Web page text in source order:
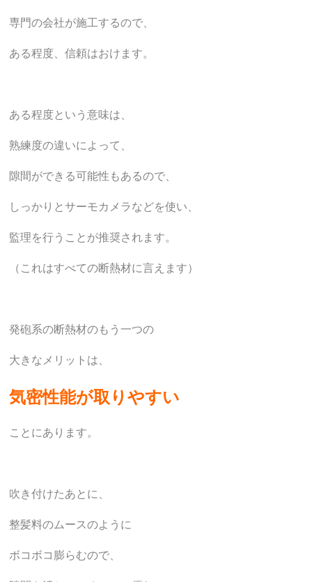
専門の会社が施工するので、
ある程度、信頼はおけます。
ある程度という意味は、
熟練度の違いによって、
隙間ができる可能性もあるので、
しっかりとサーモカメラなどを使い、
監理を行うことが推奨されます。
（これはすべての断熱材に言えます）
発砲系の断熱材のもう一つの
大きなメリットは、
気密性能が取りやすい
ことにあります。
吹き付けたあとに、
整髪料のムースのように
ボコボコ膨らむので、